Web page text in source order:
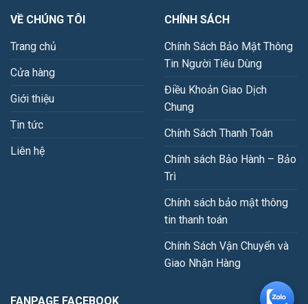
VỀ CHÚNG TÔI
Trang chủ
Cửa hàng
Giới thiệu
Tin tức
Liên hệ
CHÍNH SÁCH
Chính Sách Bảo Mật Thông
Tin Người Tiêu Dùng
Điều Khoản Giao Dịch
Chung
Chính Sách Thanh Toán
Chính sách Bảo Hành – Bảo
Trì
Chính sách bảo mật thông
tin thanh toán
Chính Sách Vận Chuyển và
Giao Nhận Hàng
FANPAGE FACEBOOK